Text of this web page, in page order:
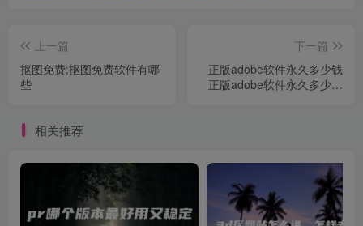
上一篇
抠图免费;抠图免费软件有哪
些
下一篇
正版adobe软件永久多少钱
正版adobe软件永久多少钱
相关推荐